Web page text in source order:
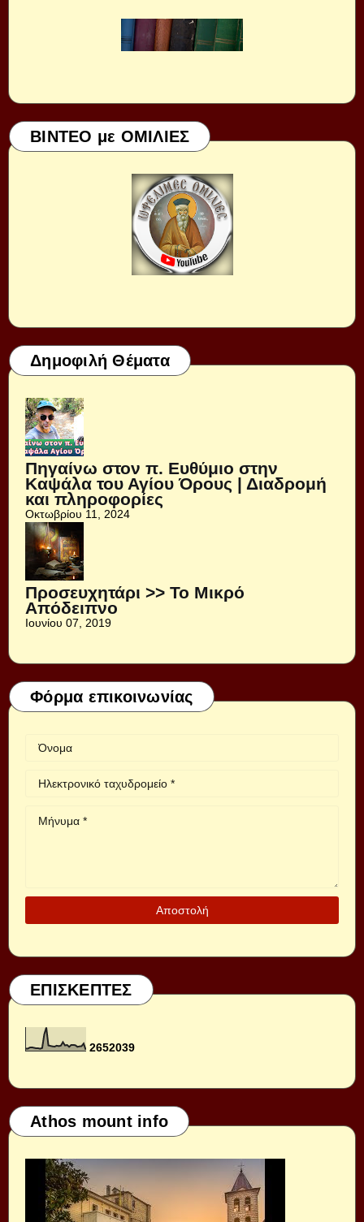
ΒΙΝΤΕΟ με ΟΜΙΛΙΕΣ
Δημοφιλή Θέματα
Πηγαίνω στον π. Ευθύμιο στην
Καψάλα του Αγίου Όρους | Διαδρομή
και πληροφορίες
Οκτωβρίου 11, 2024
Προσευχητάρι >> Το Μικρό
Απόδειπνο
Ιουνίου 07, 2019
Φόρμα επικοινωνίας
ΕΠΙΣΚΕΠΤΕΣ
2652039
Athos mount info